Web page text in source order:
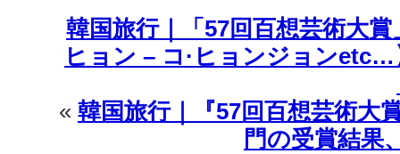
が
登
場
る
意
味
韓国旅行｜「57回百想芸術大
ヒョン – コ·ヒョンジョン
« 韓国旅行｜『57回百想芸術大
門の受賞結果